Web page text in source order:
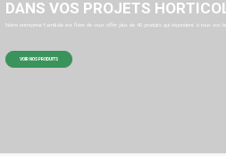
DANS VOS PROJETS
Notre entreprise familiale est fière de vous offrir plus de 40 produits qui répondent à tous vos
VOIR NOS PRODUITS